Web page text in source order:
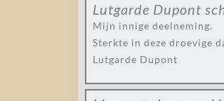
Lutgarde Dupont
Mijn innige deelneming.
Sterkte in deze droevige
Lutgarde Dupont